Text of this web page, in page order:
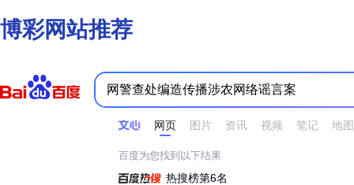
博彩网站推荐
网页 图片 资讯 视频 笔记 地图
时间不限 所有网页和文件 站点内检索
百度为您找到以下结果
热搜榜第6名